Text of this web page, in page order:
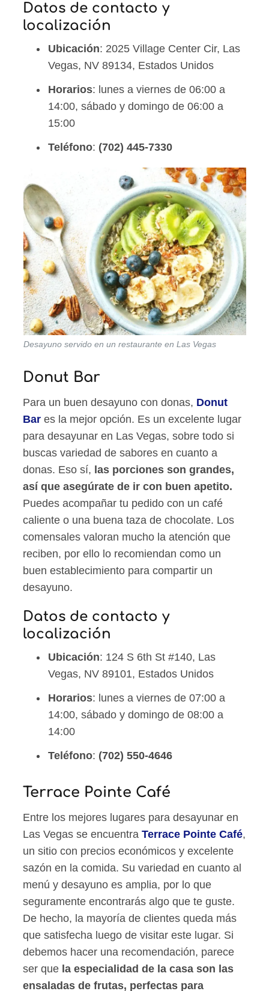
Datos de contacto y
localización
Ubicación: 2025 Village Center Cir, Las
Vegas, NV 89134, Estados Unidos
Horarios: lunes a viernes de 06:00 a
14:00, sábado y domingo de 06:00 a
15:00
Teléfono: (702) 445-7330
Desayuno servido en un restaurante en Las Vegas
Donut Bar
Para un buen desayuno con donas, Donut
Bar es la mejor opción. Es un excelente lugar
para desayunar en Las Vegas, sobre todo si
buscas variedad de sabores en cuanto a
donas. Eso sí, las porciones son grandes,
así que asegúrate de ir con buen apetito.
Puedes acompañar tu pedido con un café
caliente o una buena taza de chocolate. Los
comensales valoran mucho la atención que
reciben, por ello lo recomiendan como un
buen establecimiento para compartir un
desayuno.
Datos de contacto y
localización
Ubicación: 124 S 6th St #140, Las
Vegas, NV 89101, Estados Unidos
Horarios: lunes a viernes de 07:00 a
14:00, sábado y domingo de 08:00 a
14:00
Teléfono: (702) 550-4646
Terrace Pointe Café
Entre los mejores lugares para desayunar en
Las Vegas se encuentraTerrace Pointe Café,
un sitio con precios económicos y excelente
sazón en la comida. Su variedad en cuanto al
menú y desayuno es amplia, por lo que
seguramente encontrarás algo que te guste.
De hecho, la mayoría de clientes queda más
que satisfecha luego de visitar este lugar. Si
debemos hacer una recomendación, parece
ser que la especialidad de la casa son las
ensaladas de frutas, perfectas para